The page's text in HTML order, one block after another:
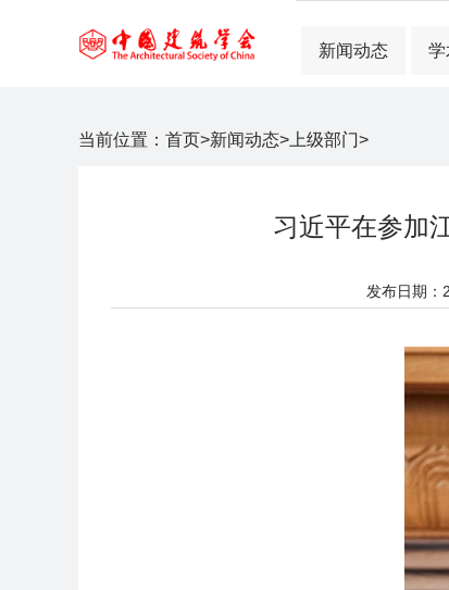
新闻动态 学
当前位置： 首页>新闻动态> 上级部门>
习近平在参加
发布日期：